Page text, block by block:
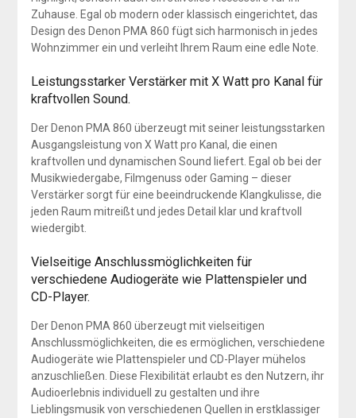
Zuhause. Egal ob modern oder klassisch eingerichtet, das
Design des Denon PMA 860 fügt sich harmonisch in jedes
Wohnzimmer ein und verleiht Ihrem Raum eine edle Note.
Leistungsstarker Verstärker mit X Watt pro Kanal für
kraftvollen Sound.
Der Denon PMA 860 überzeugt mit seiner leistungsstarken
Ausgangsleistung von X Watt pro Kanal, die einen
kraftvollen und dynamischen Sound liefert. Egal ob bei der
Musikwiedergabe, Filmgenuss oder Gaming – dieser
Verstärker sorgt für eine beeindruckende Klangkulisse, die
jeden Raum mitreißt und jedes Detail klar und kraftvoll
wiedergibt.
Vielseitige Anschlussmöglichkeiten für
verschiedene Audiogeräte wie Plattenspieler und
CD-Player.
Der Denon PMA 860 überzeugt mit vielseitigen
Anschlussmöglichkeiten, die es ermöglichen, verschiedene
Audiogeräte wie Plattenspieler und CD-Player mühelos
anzuschließen. Diese Flexibilität erlaubt es den Nutzern, ihr
Audioerlebnis individuell zu gestalten und ihre
Lieblingsmusik von verschiedenen Quellen in erstklassiger